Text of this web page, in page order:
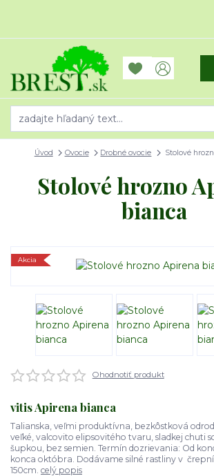
Úvod Ovocie Drobné ovocie Stolové
Stolové hrozno
bianca
Akcia
Ohodnotiť produkt
vitis Apirena bianca
Talianska, veľmi produktívna, bezkôstková
veľké, valcovito elipsovitého tvaru, sladkej chuti
šupkou, bez semien. Termín dozrievania: Od
konca októbra. Dodávame silné rastliny v
150cm. celý popis